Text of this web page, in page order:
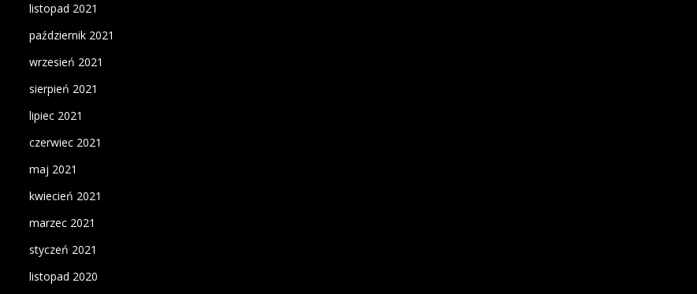
listopad 2021
październik 2021
wrzesień 2021
sierpień 2021
lipiec 2021
czerwiec 2021
maj 2021
kwiecień 2021
marzec 2021
styczeń 2021
listopad 2020